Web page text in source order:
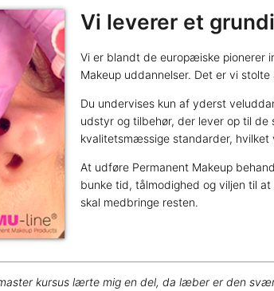
Vi leverer et
Vi er blandt de europæiske pionerer
Makeup uddannelser. Det er vi
Du undervises kun af yderst
udstyr og tilbehør, der lever op til de
kvalitetsmæssige standarder, hvilket
At udføre Permanent Makeup
bunke tid, tålmodighed og viljen til
skal medbringe resten.
kursus lærte mig en del, da læber er den